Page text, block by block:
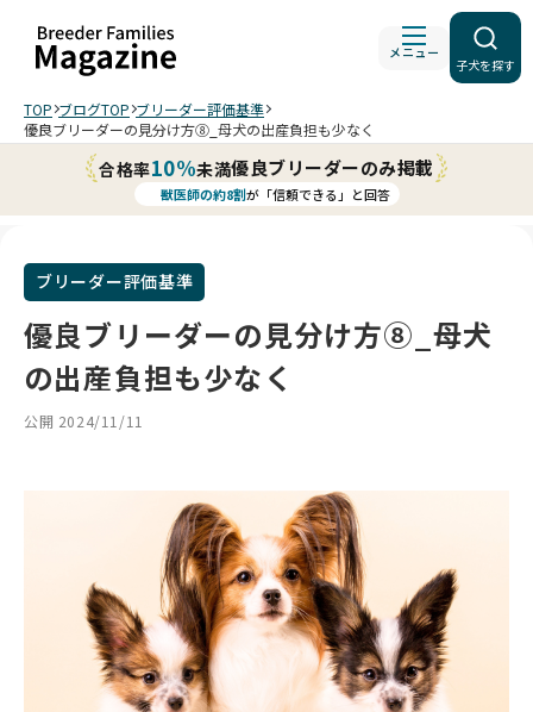
メニュー
子犬を探す
TOP ブログTOP ブリーダー評価基準
優良ブリーダーの見分け方⑧_母犬の出産負担も少なく
合格率10%未満優良ブリーダーのみ掲載
獣医師の約8割が「信頼できる」と回答
ブリーダー評価基準
優良ブリーダーの見分け方⑧_母犬
の出産負担も少なく
公開 2024/11/11